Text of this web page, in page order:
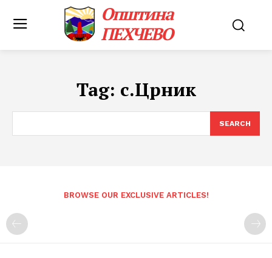
Општина
ПЕХЧЕВО
Tag: с.Црник
SEARCH
BROWSE OUR EXCLUSIVE ARTICLES!